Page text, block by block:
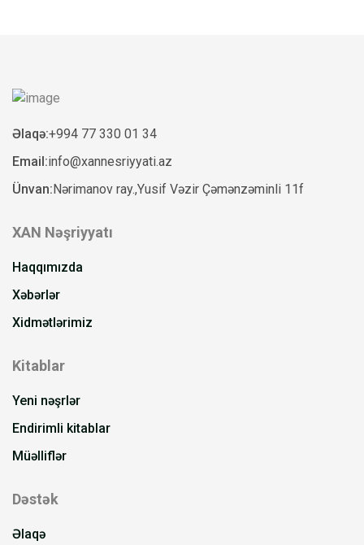
Əlaqə:+994 77 330 01 34
Email:info@xannesriyyati.az
Ünvan:Nərimanov ray.,Yusif Vəzir Çəmənzəminli 11f
XAN Nəşriyyatı
Haqqımızda
Xəbərlər
Xidmətlərimiz
Kitablar
Yeni nəşrlər
Endirimli kitablar
Müəlliflər
Dəstək
Əlaqə